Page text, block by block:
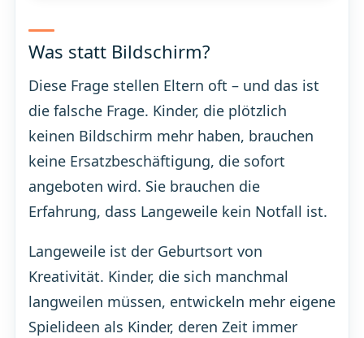
Was statt Bildschirm?
Diese Frage stellen Eltern oft – und das ist
die falsche Frage. Kinder, die plötzlich
keinen Bildschirm mehr haben, brauchen
keine Ersatzbeschäftigung, die sofort
angeboten wird. Sie brauchen die
Erfahrung, dass Langeweile kein Notfall ist.
Langeweile ist der Geburtsort von
Kreativität. Kinder, die sich manchmal
langweilen müssen, entwickeln mehr eigene
Spielideen als Kinder, deren Zeit immer